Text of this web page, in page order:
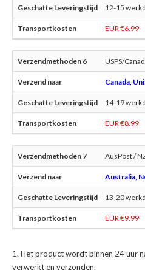
12-15
EUR €6.99
USPS/
Canada,
14-19
EUR €8.99
AusPost /
Australia,
13-20
EUR €9.99
Het product wordt binnen 24 uur
verwerkt en verzonden.